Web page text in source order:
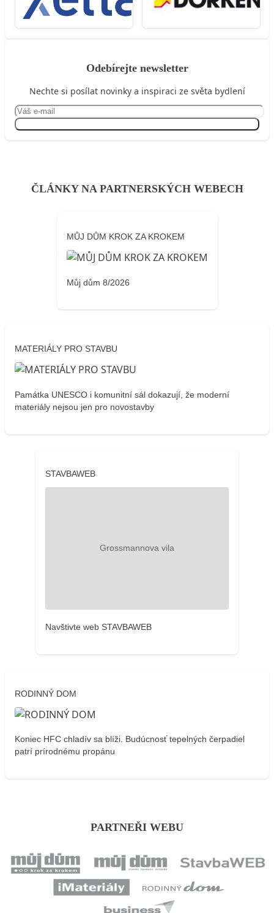
Odebírejte newsletter
Nechte si posílat novinky a inspiraci ze světa bydlení
ČLÁNKY NA PARTNERSKÝCH WEBECH
MŮJ DŮM KROK ZA KROKEM
Můj dům 8/2026
MATERIÁLY PRO STAVBU
Památka UNESCO i komunitní sál dokazují, že moderní
materiály nejsou jen pro novostavby
STAVBAWEB
Navštivte web STAVBAWEB
RODINNÝ DOM
Koniec HFC chladív sa blíži. Budúcnosť tepelných čerpadiel
patrí prírodnému propánu
PARTNEŘI WEBU